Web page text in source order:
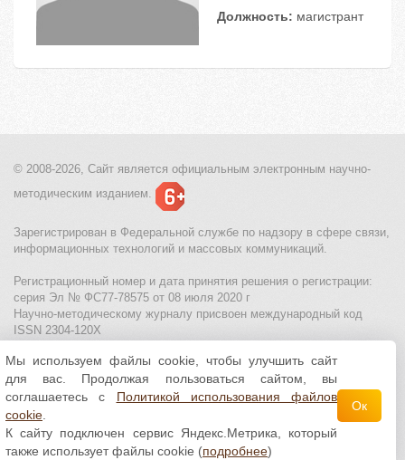
Должность: магистрант
© 2008-2026, Сайт является официальным электронным научно-
методическим изданием.
Зарегистрирован в Федеральной службе по надзору в сфере связи,
информационных технологий и массовых коммуникаций.
Регистрационный номер и дата принятия решения о регистрации:
серия Эл № ФС77-78575 от 08 июля 2020 г
Научно-методическому журналу присвоен международный код
ISSN 2304-120X
МЦИТО|Школьные олимпиады и онлайн конкурсы для детей
Политика использования файлов cookie| Политика обработки и
защиты персональных данных
Все материалы доступны полицензии Creative
Commons С указанием авторства 4.0 Всемирная
Мы используем файлы cookie, чтобы улучшить сайт
для вас. Продолжая пользоваться сайтом, вы
соглашаетесь с Политикой использования файлов
cookie
К сайту подключен сервис Яндекс.Метрика, который
также использует файлы cookie (подробнее)
Ок